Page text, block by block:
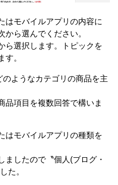
はモバイルアプリの内容に
ら選んでください。
ら選択します。トピックを
。
ようなカテゴリの商品を主
品項目を複数回答で構いま
はモバイルアプリの種類を
ましたので〝個人(ブログ・
た。